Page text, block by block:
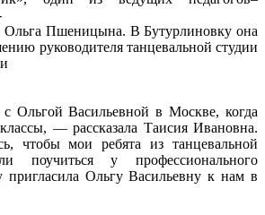
Ольга Пшеницына. В Бутурлиновку она
руководителя танцевальной студии
Ольгой Васильевной в Москве, когда
— рассказала Таисия Ивановна.
чтобы мои ребята из танцевальной
поучиться у профессионального
пригласила Ольгу Васильевну к нам в